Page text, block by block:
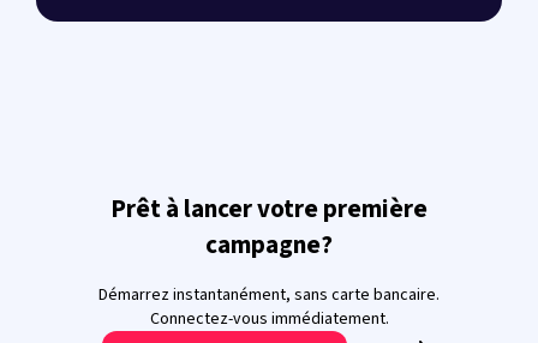
Prêt à lancer votre première
campagne?
Démarrez instantanément, sans carte bancaire.
Connectez-vous immédiatement.